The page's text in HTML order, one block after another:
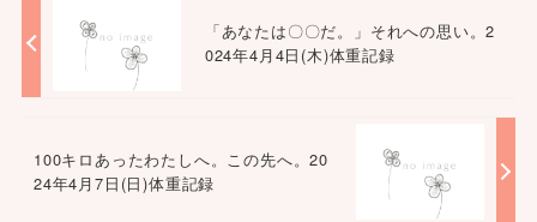
「あなたは〇〇だ。」それへの思い。2
024年4月4日(木)体重記録
100キロあったわたしへ。この先へ。20
24年4月7日(日)体重記録